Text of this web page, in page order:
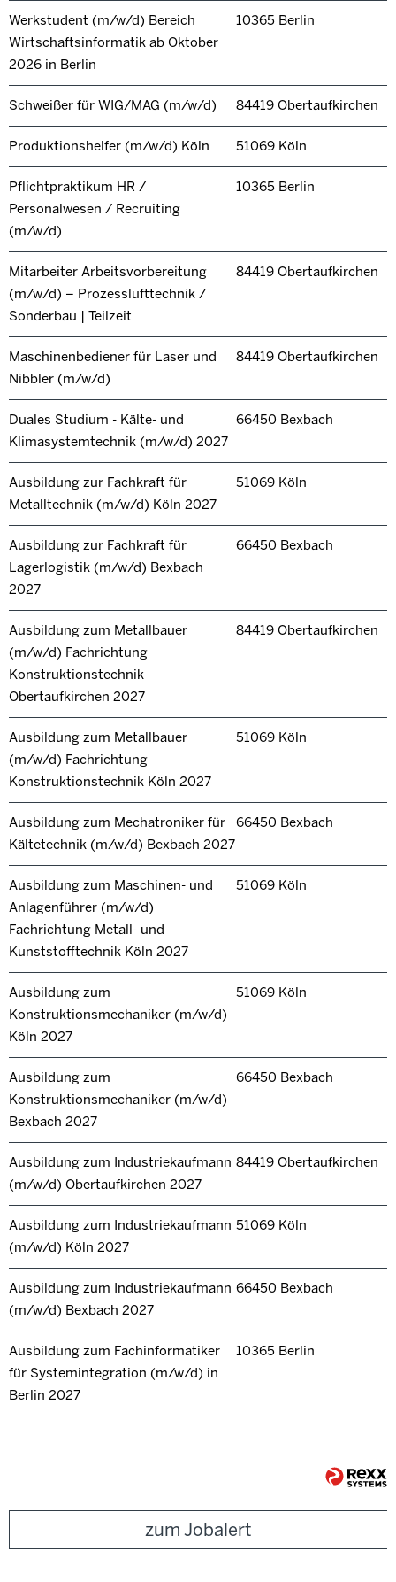
Werkstudent (m/w/d) Bereich
Wirtschaftsinformatik ab Oktober
2026 in Berlin
10365 Berlin
Schweißer für WIG/MAG (m/w/d) 84419 Obertaufkirchen
Produktionshelfer (m/w/d) Köln 51069 Köln
Pflichtpraktikum HR /
Personalwesen / Recruiting
(m/w/d)
10365 Berlin
Mitarbeiter Arbeitsvorbereitung
(m/w/d) – Prozesslufttechnik /
Sonderbau | Teilzeit
84419 Obertaufkirchen
Maschinenbediener für Laser und
Nibbler (m/w/d)
84419 Obertaufkirchen
Duales Studium - Kälte- und
Klimasystemtechnik (m/w/d) 2027
66450 Bexbach
Ausbildung zur Fachkraft für
Metalltechnik (m/w/d) Köln 2027
51069 Köln
Ausbildung zur Fachkraft für
Lagerlogistik (m/w/d) Bexbach
2027
66450 Bexbach
Ausbildung zum Metallbauer
(m/w/d) Fachrichtung
Konstruktionstechnik
Obertaufkirchen 2027
84419 Obertaufkirchen
Ausbildung zum Metallbauer
(m/w/d) Fachrichtung
Konstruktionstechnik Köln 2027
51069 Köln
Ausbildung zum Mechatroniker für
Kältetechnik (m/w/d) Bexbach 2027
66450 Bexbach
Ausbildung zum Maschinen- und
Anlagenführer (m/w/d)
Fachrichtung Metall- und
Kunststofftechnik Köln 2027
51069 Köln
Ausbildung zum
Konstruktionsmechaniker (m/w/d)
Köln 2027
51069 Köln
Ausbildung zum
Konstruktionsmechaniker (m/w/d)
Bexbach 2027
66450 Bexbach
Ausbildung zum Industriekaufmann
(m/w/d) Obertaufkirchen 2027
84419 Obertaufkirchen
Ausbildung zum Industriekaufmann
(m/w/d) Köln 2027
51069 Köln
Ausbildung zum Industriekaufmann
(m/w/d) Bexbach 2027
66450 Bexbach
Ausbildung zum Fachinformatiker
für Systemintegration (m/w/d) in
Berlin 2027
10365 Berlin
zum Jobalert